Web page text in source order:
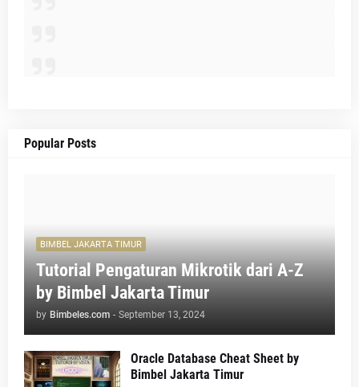
Popular Posts
BIMBEL JAKARTA TIMUR
Tutorial Pengaturan Mikrotik dari A-Z
by Bimbel Jakarta Timur
by Bimbeles.com - September 13, 2024
Oracle Database Cheat Sheet by
Bimbel Jakarta Timur